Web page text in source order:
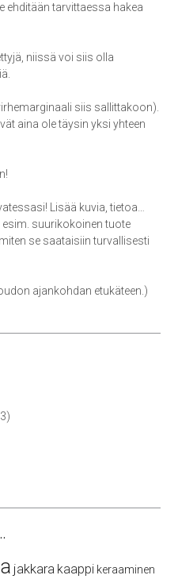
ehditään tarvittaessa hakea
niissä voi siis olla
siis sallittakoon).
aina ole täysin yksi yhteen
Lisää kuvia, tietoa…
esim. suurikokoinen tuote
se saataisiin turvallisesti
ajankohdan etukäteen.)
23
jakkara kaappi keraaminen